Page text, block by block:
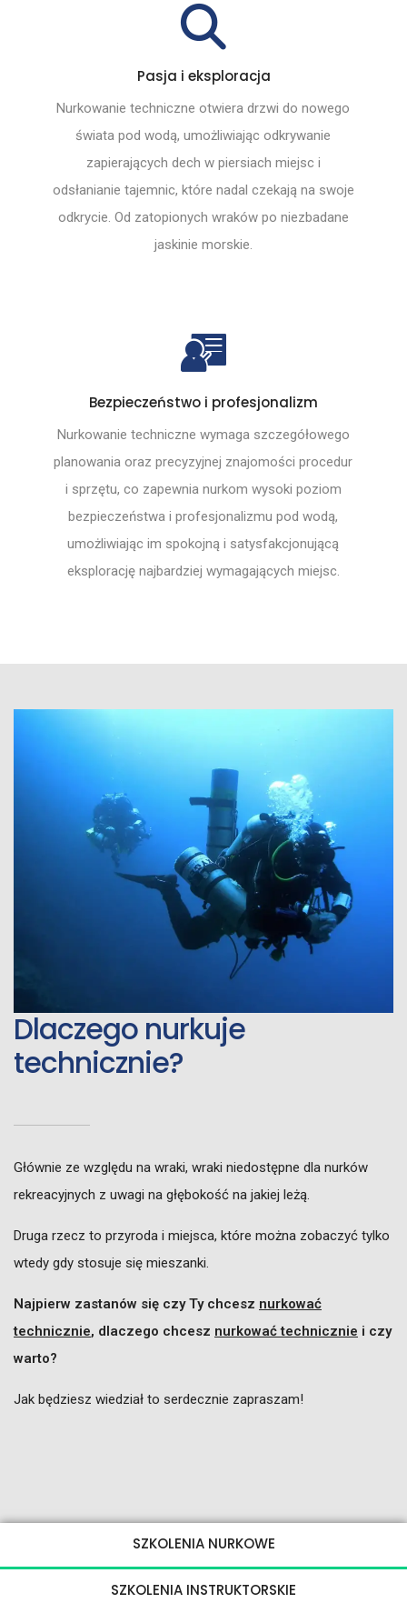
Pasja i eksploracja
Nurkowanie techniczne otwiera drzwi do nowego
świata pod wodą, umożliwiając odkrywanie
zapierających dech w piersiach miejsc i
odsłanianie tajemnic, które nadal czekają na swoje
odkrycie. Od zatopionych wraków po niezbadane
jaskinie morskie.
Bezpieczeństwo i profesjonalizm
Nurkowanie techniczne wymaga szczegółowego
planowania oraz precyzyjnej znajomości procedur
i sprzętu, co zapewnia nurkom wysoki poziom
bezpieczeństwa i profesjonalizmu pod wodą,
umożliwiając im spokojną i satysfakcjonującą
eksplorację najbardziej wymagających miejsc.
Dlaczego nurkuje
technicznie?
Głównie ze względu na wraki, wraki niedostępne dla nurków
rekreacyjnych z uwagi na głębokość na jakiej leżą.
Druga rzecz to przyroda i miejsca, które można zobaczyć tylko
wtedy gdy stosuje się mieszanki.
Najpierw zastanów się czy Ty chcesz nurkować
technicznie, dlaczego chcesz nurkować technicznie i czy
warto?
Jak będziesz wiedział to serdecznie zapraszam!
SZKOLENIA NURKOWE
SZKOLENIA INSTRUKTORSKIE